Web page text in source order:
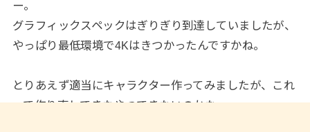
ー。
グラフィックスペックはぎりぎり到達していましたが、
やっぱり最低環境で4Kはきつかったんですかね。
とりあえず適当にキャラクター作ってみましたが、これ
って作り直してきなやつできないのかな･･･